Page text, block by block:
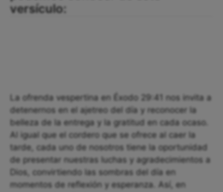
versículo:
La ofrenda vespertina en Éxodo 29:41 nos invita a
detenernos en el ajetreo del día y reconocer la
belleza de la entrega y la gratitud en cada ocaso.
Al igual que el cordero que se ofrece al caer la
tarde, cada uno de nosotros tiene la oportunidad
de presentar nuestras luchas y agradecimientos a
Dios, convirtiendo las sombras del día en
momentos de reflexión y esperanza. Así, en